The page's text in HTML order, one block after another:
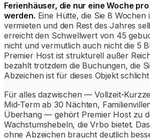
Ferienhäuser, die nur eine Woche
werden. Eine Hütte, die Sie 8 Wochen
vermieten und den Rest des Jahres
erreicht den Schwellwert von 45
nicht und vermutlich auch nicht die 5
Premier Host ist strukturell außer
bezahlt trotzdem die Buchungen, die
Abzeichen ist für dieses Objekt
Für alles dazwischen — Vollzeit-
Mid-Term ab 30 Nächten,
Überhang — gehört Premier Host zu
Wachstumshebeln, die Vrbo bietet.
ohne Abzeichen braucht deutlich